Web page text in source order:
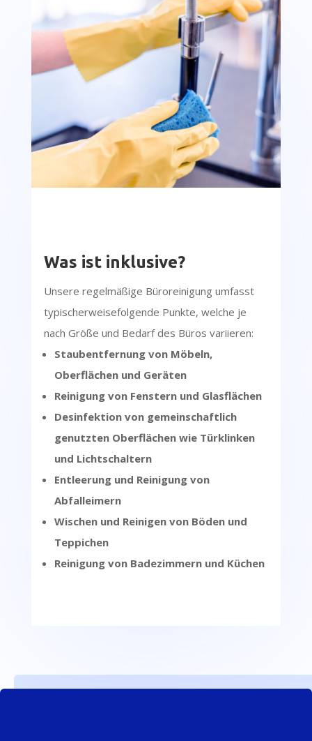
Was ist inklusive?
Unsere regelmäßige Büroreinigung umfasst
typischerweisefolgende Punkte, welche je
nach Größe und Bedarf des Büros variieren:
Staubentfernung von Möbeln,
Oberflächen und Geräten
Reinigung von Fenstern und Glasflächen
Desinfektion von gemeinschaftlich
genutzten Oberflächen wie Türklinken
und Lichtschaltern
Entleerung und Reinigung von
Abfalleimern
Wischen und Reinigen von Böden und
Teppichen
Reinigung von Badezimmern und Küchen